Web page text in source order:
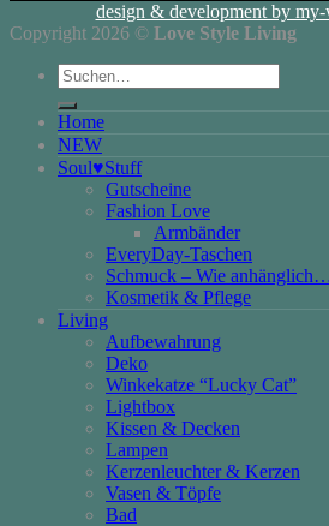
design & development by my-
Copyright 2026 © Love Style Living
Suchen
nach:
Home
NEW
Soul♥Stuff
Gutscheine
Fashion Love
Armbänder
EveryDay-Taschen
Schmuck – Wie anhänglich…
Kosmetik & Pflege
Living
Aufbewahrung
Deko
Winkekatze “Lucky Cat”
Lightbox
Kissen & Decken
Lampen
Kerzenleuchter & Kerzen
Vasen & Töpfe
Bad